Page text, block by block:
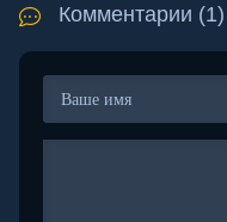
Комментарии (1)